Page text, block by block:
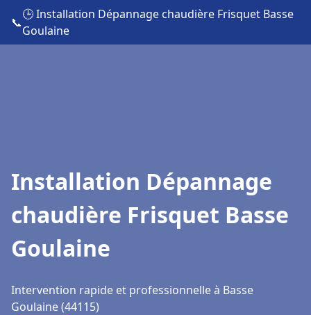
📞
🕒 Installation Dépannage chaudière Frisquet Basse
Goulaine
Installation Dépannage
chaudière Frisquet Basse
Goulaine
Intervention rapide et professionnelle à Basse
Goulaine (44115)